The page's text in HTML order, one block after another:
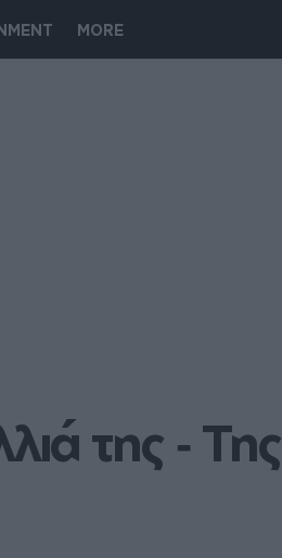
MORE
της ‑ Της